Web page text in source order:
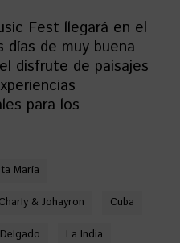
Fest llegará en el
de muy buena
disfrute de paisajes
para los
María
Charly & Johayron Cuba
La India